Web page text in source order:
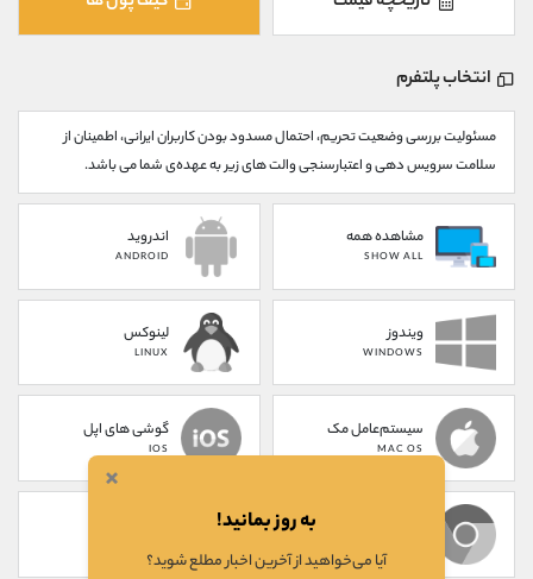
انتخاب پلتفرم
مسئولیت بررسی وضعیت تحریم، احتمال مسدود بودن کاربران ایرانی، اطمینان از
سلامت سرویس دهی و اعتبارسنجی والت های زیر به عهده‌ی شما می باشد.
مشاهده همه
SHOW ALL
اندروید
ANDROID
ویندوز
WINDOWS
لینوکس
LINUX
سیستم‌عامل مک
MAC OS
گوشی های اپل
IOS
@alirezamehrabi_official
×
به روز بمانید!
آیا می‌خواهید از آخرین اخبار مطلع شوید؟